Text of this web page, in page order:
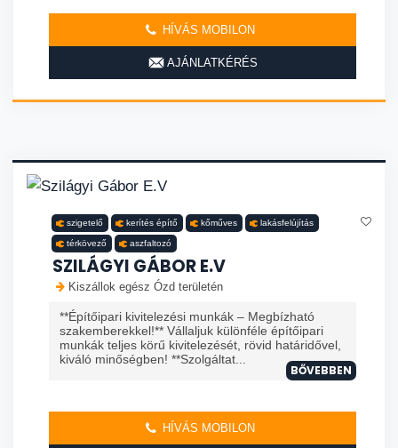
HÍVÁS MOBILON
AJÁNLATKÉRÉS
szigetelő kerítés építő kőműves lakásfelújítás
térkövező aszfaltozó
SZILÁGYI GÁBOR E.V
Kiszállok egész Ózd területén
**Építőipari kivitelezési munkák – Megbízható
szakemberekkel!** Vállaljuk különféle építőipari
munkák teljes körű kivitelezését, rövid határidővel,
kiváló minőségben! **Szolgáltat...
BŐVEBBEN
HÍVÁS MOBILON